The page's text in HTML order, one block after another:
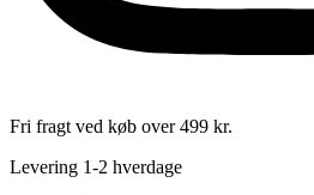
Fri fragt ved køb over 499 kr.
Levering 1-2 hverdage